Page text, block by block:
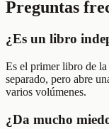
Preguntas
¿Es un libro
Es el primer libro de
separado, pero abre
varios volúmenes.
¿Da mucho